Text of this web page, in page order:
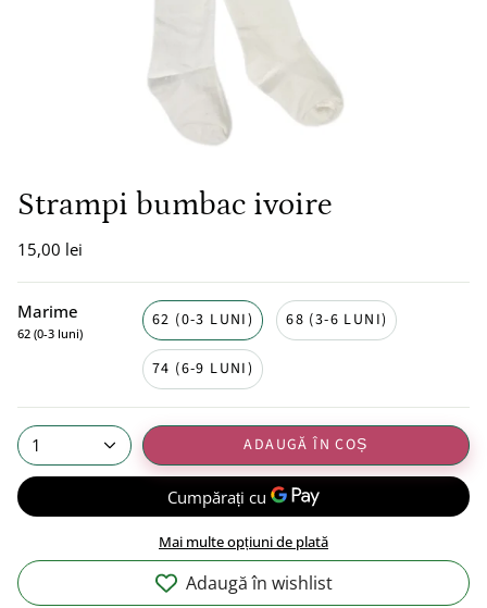
Strampi bumbac ivoire
15,00 lei
Marime
62 (0-3 luni)
62 (0-3 LUNI) 68 (3-6 LUNI)
74 (6-9 LUNI)
1 ADAUGĂ ÎN COȘ
Mai multe opțiuni de plată
Adaugă în wishlist